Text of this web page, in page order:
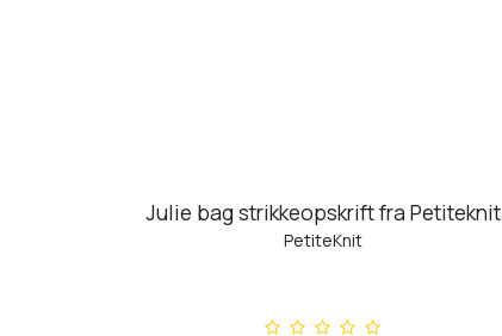
Julie bag strikkeopskrift fra Petiteknit
PetiteKnit